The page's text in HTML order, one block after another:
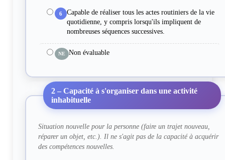
6
Capable de réaliser tous les actes routiniers de la vie
quotidienne, y compris lorsqu'ils impliquent de
nombreuses séquences successives.
NE Non évaluable
2 – Capacité à s'organiser dans une activité
inhabituelle
Situation nouvelle pour la personne (faire un trajet nouveau,
réparer un objet, etc.). Il ne s'agit pas de la capacité à acquérir
des compétences nouvelles.